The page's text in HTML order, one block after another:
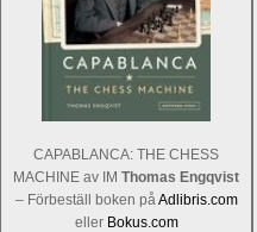
CAPABLANCA: THE CHESS
MACHINE av IM Thomas Engqvist
– Förbeställ boken påAdlibris.com
eller Bokus.com